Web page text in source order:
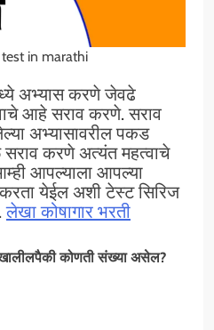
in marathi
मध्ये अभ्यास करणे जेवढे
आहे सराव करणे. सराव
अभ्यासावरील पकड
करणे अत्यंत महत्वाचे
आपल्याला आपल्या
येईल अशी टेस्ट सिरिज
लेखा कोषागार भरती
कोणती संख्या असेल?